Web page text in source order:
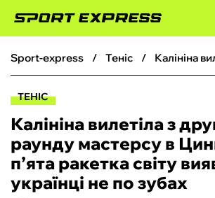
ФУТБОЛ
БОКС
ХОКЕЙ
sport-express теніс
ТЕНІС
Калініна вилетіла з
раунду мастерсу в
п’ята ракетка світу
українці не по зубах